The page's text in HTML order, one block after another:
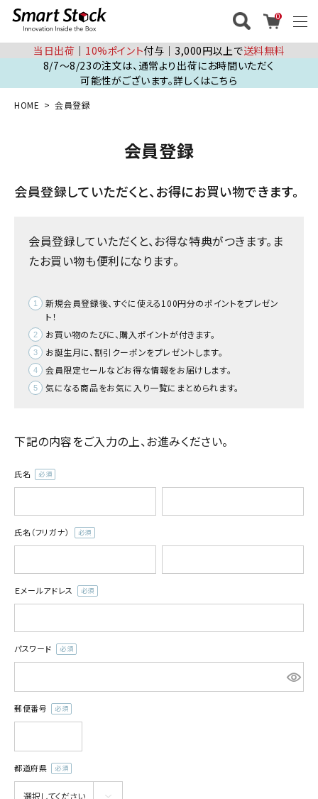
0
当日出荷 │ 10%ポイント付与│3,000円以上で送料無料
8/7～8/23の注文は、通常より出荷にお時間いただく
可能性がございます。詳しくはこちら
HOME 会員登録
会員登録
会員登録していただくと、お得にお買い物できます。
会員登録していただくと、お得な特典がつきます。ま
たお買い物も便利になります。
新規会員登録後、すぐに使える100円分のポイントをプレゼン
ト！
お買い物のたびに、購入ポイントが付きます。
お誕生月に、割引クーポンをプレゼントします。
会員限定セールなどお得な情報をお届けします。
気になる商品をお気に入り一覧にまとめられます。
下記の内容をご入力の上、お進みください。
氏名
(必
氏名（フリガナ）
(必
Ｅメールアドレス
(必
パスワード
(必
郵便番号
(必
都道府県
(必
須)